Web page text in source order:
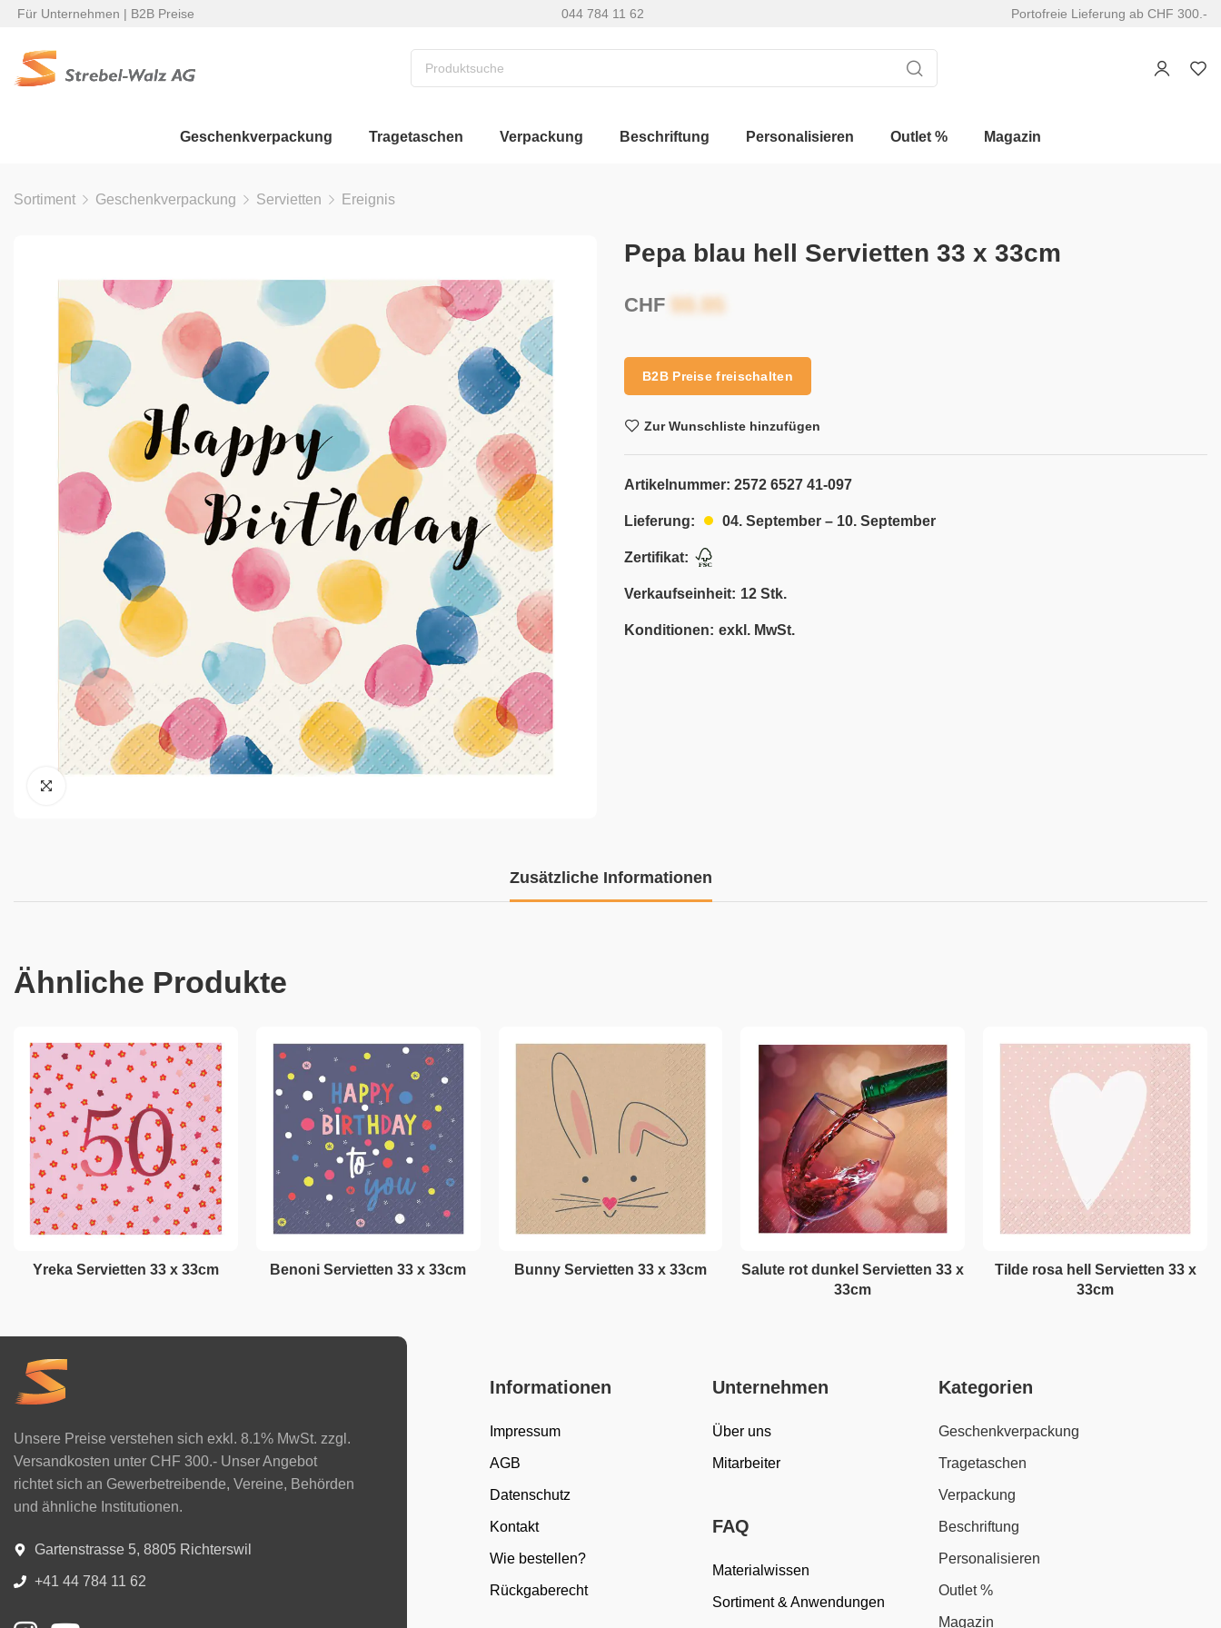
Für Unternehmen | B2B Preise 044 784 11 62 Portofreie Lieferung ab CHF 300.-
Geschenkverpackung Tragetaschen Verpackung Beschriftung Personalisieren Outlet % Magazin
Sortiment Geschenkverpackung Servietten Ereignis
Pepa blau hell Servietten 33 x 33cm
CHF
B2B Preise freischalten
Zur Wunschliste hinzufügen
Artikelnummer: 2572 6527 41-097
Lieferung: 04. September – 10. September
Zertifikat:
Verkaufseinheit: 12 Stk.
Konditionen: exkl. MwSt.
Zusätzliche Informationen
Ähnliche Produkte
Yreka Servietten 33 x 33cm Benoni Servietten 33 x 33cm Bunny Servietten 33 x 33cm
Salute rot dunkel Servietten 33 x
33cm
Tilde rosa hell Servietten 33 x
33cm
Unsere Preise verstehen sich exkl. 8.1% MwSt. zzgl.
Versandkosten unter CHF 300.- Unser Angebot
richtet sich an Gewerbetreibende, Vereine, Behörden
und ähnliche Institutionen.
Gartenstrasse 5, 8805 Richterswil
+41 44 784 11 62
Informationen
Impressum
AGB
Datenschutz
Kontakt
Wie bestellen?
Rückgaberecht
Unternehmen
Über uns
Mitarbeiter
FAQ
Materialwissen
Sortiment & Anwendungen
Kategorien
Geschenkverpackung
Tragetaschen
Verpackung
Beschriftung
Personalisieren
Outlet %
Magazin